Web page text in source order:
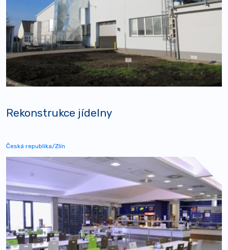
Rekonstrukce jídelny
Česká republika/Zlín